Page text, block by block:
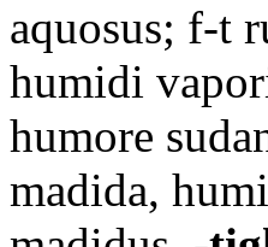
aquosus; f-t
humidi
humore
madida,